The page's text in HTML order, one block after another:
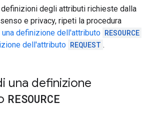
degli attributi richieste dalla
e privacy, ripeti la procedura
una definizione dell'attributo RESOURCE
dell'attributo REQUEST .
una definizione
RESOURCE